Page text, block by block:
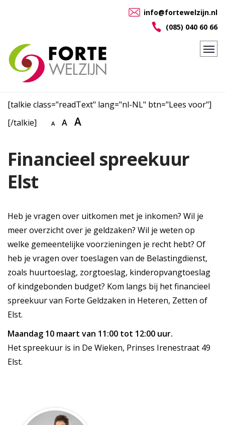
info@fortewelzijn.nl
(085) 040 60 66
[talkie class="readText" lang="nl-NL" btn="Lees voor"]
[/talkie]
A A A
Financieel spreekuur
Elst
Heb je vragen over uitkomen met je inkomen? Wil je
meer overzicht over je geldzaken? Wil je weten op
welke gemeentelijke voorzieningen je recht hebt? Of
heb je vragen over toeslagen van de Belastingdienst,
zoals huurtoeslag, zorgtoeslag, kinderopvangtoeslag
of kindgebonden budget? Kom langs bij het financieel
spreekuur van Forte Geldzaken in Heteren, Zetten of
Elst.
Maandag 10 maart van 11:00 tot 12:00 uur.
Het spreekuur is in De Wieken, Prinses Irenestraat 49
Elst.